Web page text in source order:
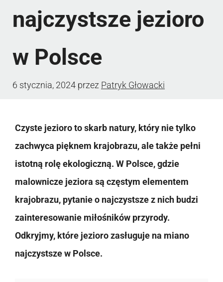
najczystsze jezioro
w Polsce
6 stycznia, 2024 przez Patryk Głowacki
Czyste jezioro to skarb natury, który nie tylko
zachwyca pięknem krajobrazu, ale także pełni
istotną rolę ekologiczną. W Polsce, gdzie
malownicze jeziora są częstym elementem
krajobrazu, pytanie o najczystsze z nich budzi
zainteresowanie miłośników przyrody.
Odkryjmy, które jezioro zasługuje na miano
najczystsze w Polsce.